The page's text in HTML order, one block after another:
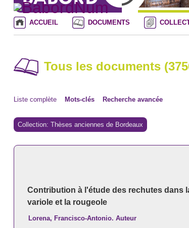
ACCUEIL DOCUMENTS
Tous les documents
Liste complète Mots-clés Recherche avancée
Collection: Thèses anciennes de Bordeaux
Contribution à l'étude des rechutes dans
variole et la rougeole
Lorena, Francisco-Antonio. Auteur